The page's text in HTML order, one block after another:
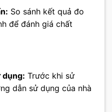
So sánh kết quả đo
để đánh giá chất
dụng: Trước khi sử
dẫn sử dụng của nhà